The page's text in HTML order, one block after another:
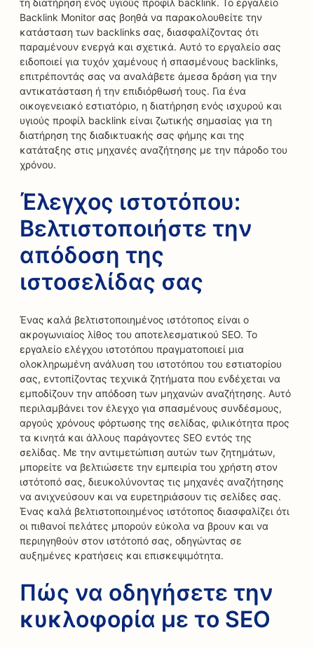
τη διατήρηση ενός υγιούς προφίλ backlink. Το εργαλείο
Backlink Monitor σας βοηθά να παρακολουθείτε την
κατάσταση των backlinks σας, διασφαλίζοντας ότι
παραμένουν ενεργά και σχετικά. Αυτό το εργαλείο σας
ειδοποιεί για τυχόν χαμένους ή σπασμένους backlinks,
επιτρέποντάς σας να αναλάβετε άμεσα δράση για την
αντικατάσταση ή την επιδιόρθωσή τους. Για ένα
οικογενειακό εστιατόριο, η διατήρηση ενός ισχυρού και
υγιούς προφίλ backlink είναι ζωτικής σημασίας για τη
διατήρηση της διαδικτυακής σας φήμης και της
κατάταξης στις μηχανές αναζήτησης με την πάροδο του
χρόνου.
Έλεγχος ιστοτόπου:
Βελτιστοποιήστε την
απόδοση της
ιστοσελίδας σας
Ένας καλά βελτιστοποιημένος ιστότοπος είναι ο
ακρογωνιαίος λίθος του αποτελεσματικού SEO. Το
εργαλείο ελέγχου ιστοτόπου πραγματοποιεί μια
ολοκληρωμένη ανάλυση του ιστοτόπου του εστιατορίου
σας, εντοπίζοντας τεχνικά ζητήματα που ενδέχεται να
εμποδίζουν την απόδοση των μηχανών αναζήτησης. Αυτό
περιλαμβάνει τον έλεγχο για σπασμένους συνδέσμους,
αργούς χρόνους φόρτωσης της σελίδας, φιλικότητα προς
τα κινητά και άλλους παράγοντες SEO εντός της
σελίδας. Με την αντιμετώπιση αυτών των ζητημάτων,
μπορείτε να βελτιώσετε την εμπειρία του χρήστη στον
ιστότοπό σας, διευκολύνοντας τις μηχανές αναζήτησης
να ανιχνεύσουν και να ευρετηριάσουν τις σελίδες σας.
Ένας καλά βελτιστοποιημένος ιστότοπος διασφαλίζει ότι
οι πιθανοί πελάτες μπορούν εύκολα να βρουν και να
περιηγηθούν στον ιστότοπό σας, οδηγώντας σε
αυξημένες κρατήσεις και επισκεψιμότητα.
Πώς να οδηγήσετε την
κυκλοφορία με το SEO